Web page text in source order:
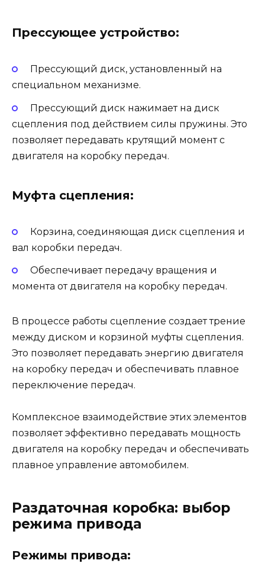
Прессующее устройство:
Прессующий диск, установленный на
специальном механизме.
Прессующий диск нажимает на диск
сцепления под действием силы пружины. Это
позволяет передавать крутящий момент с
двигателя на коробку передач.
Муфта сцепления:
Корзина, соединяющая диск сцепления и
вал коробки передач.
Обеспечивает передачу вращения и
момента от двигателя на коробку передач.
В процессе работы сцепление создает трение
между диском и корзиной муфты сцепления.
Это позволяет передавать энергию двигателя
на коробку передач и обеспечивать плавное
переключение передач.
Комплексное взаимодействие этих элементов
позволяет эффективно передавать мощность
двигателя на коробку передач и обеспечивать
плавное управление автомобилем.
Раздаточная коробка: выбор
режима привода
Режимы привода: